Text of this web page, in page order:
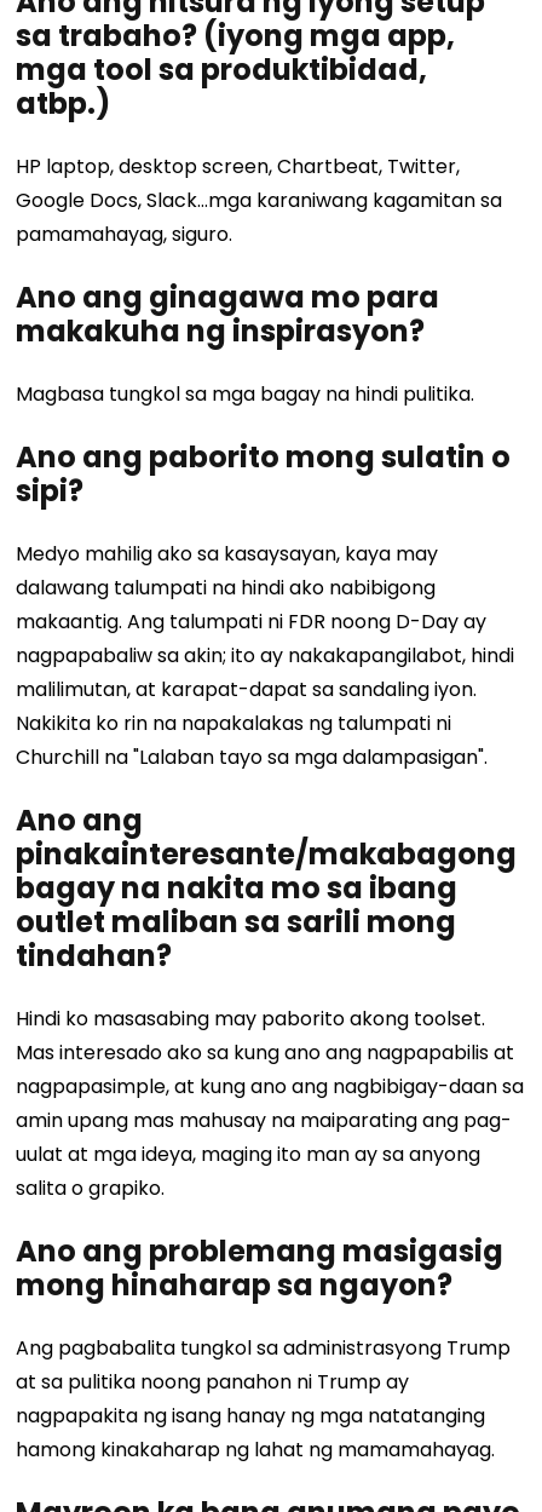
sa trabaho? (iyong mga app,
mga tool sa produktibidad,
atbp.)
HP laptop, desktop screen, Chartbeat, Twitter,
Google Docs, Slack…mga karaniwang kagamitan sa
pamamahayag, siguro.
Ano ang ginagawa mo para
makakuha ng inspirasyon?
Magbasa tungkol sa mga bagay na hindi pulitika.
Ano ang paborito mong sulatin o
sipi?
Medyo mahilig ako sa kasaysayan, kaya may
dalawang talumpati na hindi ako nabibigong
makaantig. Ang talumpati ni FDR noong D-Day ay
nagpapabaliw sa akin; ito ay nakakapangilabot, hindi
malilimutan, at karapat-dapat sa sandaling iyon.
Nakikita ko rin na napakalakas ng talumpati ni
Churchill na "Lalaban tayo sa mga dalampasigan".
Ano ang
pinakainteresante/makabagong
bagay na nakita mo sa ibang
outlet maliban sa sarili mong
tindahan?
Hindi ko masasabing may paborito akong toolset.
Mas interesado ako sa kung ano ang nagpapabilis at
nagpapasimple, at kung ano ang nagbibigay-daan sa
amin upang mas mahusay na maiparating ang pag-
uulat at mga ideya, maging ito man ay sa anyong
salita o grapiko.
Ano ang problemang masigasig
mong hinaharap sa ngayon?
Ang pagbabalita tungkol sa administrasyong Trump
at sa pulitika noong panahon ni Trump ay
nagpapakita ng isang hanay ng mga natatanging
hamong kinakaharap ng lahat ng mamamahayag.